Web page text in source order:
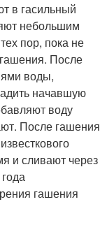
в гасильный
небольшим
пор, пока не
После
воды,
начавшую
воду
После гашения
и сливают через
гашения